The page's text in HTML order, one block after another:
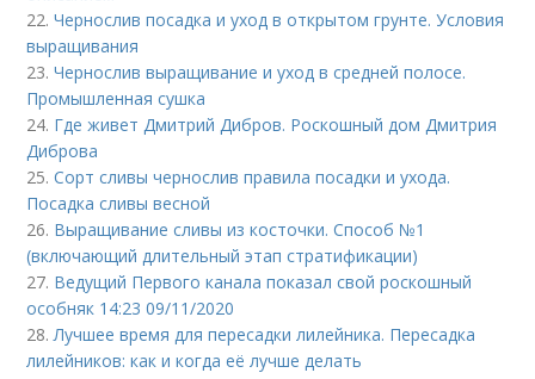
22.Чернослив посадка и уход в открытом грунте. Условия
выращивания
23.Чернослив выращивание и уход в средней полосе.
Промышленная сушка
24. Где живет Дмитрий Дибров. Роскошный дом Дмитрия
Диброва
25.Сорт сливы чернослив правила посадки и ухода.
Посадка сливы весной
26. Выращивание сливы из косточки. Способ №1
(включающий длительный этап стратификации)
27. Ведущий Первого канала показал свой роскошный
особняк 14:23 09/11/2020
28.Лучшее время для пересадки лилейника. Пересадка
лилейников: как и когда её лучше делать